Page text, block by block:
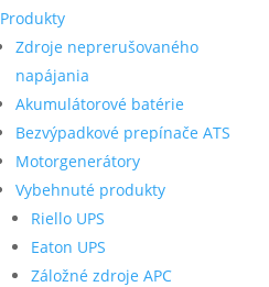
Produkty
Zdroje neprerušovaného
napájania
Akumulátorové batérie
Bezvýpadkové prepínače ATS
Motorgenerátory
Vybehnuté produkty
Riello UPS
Eaton UPS
Záložné zdroje APC